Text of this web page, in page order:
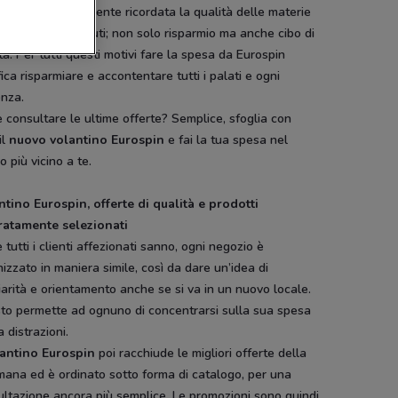
va certamente ricordata la qualità delle materie
e dei beni venduti; non solo risparmio ma anche cibo di
Per tutti questi motivi fare la spesa da Eurospin
risparmiare e accontentare tutti i palati e ogni
consultare le ultime offerte? Semplice, sfoglia con
nuovo volantino Eurospin e fai la tua spesa nel
più vicino a te.
Eurospin, offerte di qualità e prodotti
selezionati
tutti i clienti affezionati sanno, ogni negozio è
in maniera simile, così da dare un’idea di
e orientamento anche se si va in un nuovo locale.
permette ad ognuno di concentrarsi sulla sua spesa
distrazioni.
Eurospinpoi racchiude le migliori offerte della
ed è ordinato sotto forma di catalogo, per una